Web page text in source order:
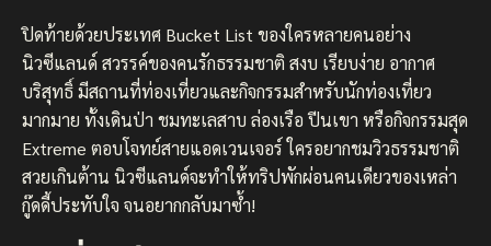
ปิดท้ายด้วยประเทศ Bucket List ของใครหลายคนอย่าง
นิวซีแลนด์ สวรรค์ของคนรักธรรมชาติ สงบ เรียบง่าย อากาศ
บริสุทธิ์ มีสถานที่ท่องเที่ยวและกิจกรรมสำหรับนักท่องเที่ยว
มากมาย ทั้งเดินป่า ชมทะเลสาบ ล่องเรือ ปีนเขา หรือกิจกรรมสุด
Extreme ตอบโจทย์สายแอดเวนเจอร์ ใครอยากชมวิวธรรมชาติ
สวยเกินต้าน นิวซีแลนด์จะทำให้ทริปพักผ่อนคนเดียวของเหล่า
กู๊ดดี้ประทับใจ จนอยากกลับมาซ้ำ!